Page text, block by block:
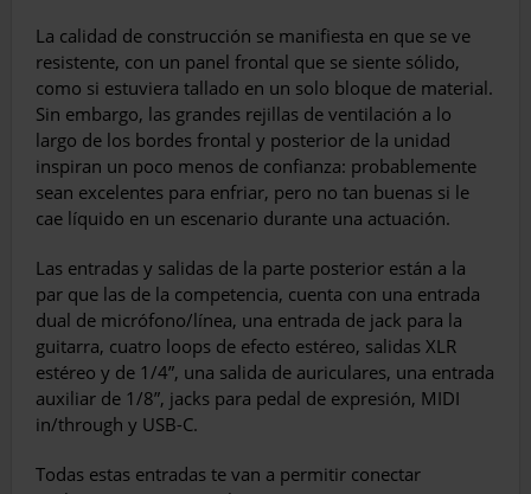
La calidad de construcción se manifiesta en que se ve
resistente, con un panel frontal que se siente sólido,
como si estuviera tallado en un solo bloque de material.
Sin embargo, las grandes rejillas de ventilación a lo
largo de los bordes frontal y posterior de la unidad
inspiran un poco menos de confianza: probablemente
sean excelentes para enfriar, pero no tan buenas si le
cae líquido en un escenario durante una actuación.
Las entradas y salidas de la parte posterior están a la
par que las de la competencia, cuenta con una entrada
dual de micrófono/línea, una entrada de jack para la
guitarra, cuatro loops de efecto estéreo, salidas XLR
estéreo y de 1/4”, una salida de auriculares, una entrada
auxiliar de 1/8”, jacks para pedal de expresión, MIDI
in/through y USB-C.
Todas estas entradas te van a permitir conectar